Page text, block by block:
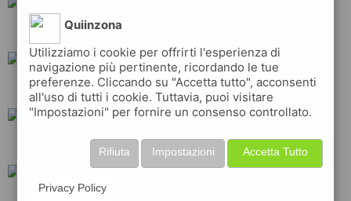
esso
q8 api eni
total
Quiinzona
Utilizziamo i cookie per offrirti l'esperienza di
navigazione più pertinente, ricordando le tue
preferenze. Cliccando su "Accetta tutto", acconsenti
all'uso di tutti i cookie. Tuttavia, puoi visitare
"Impostazioni" per fornire un consenso controllato.
Accetta Tutto
Impostazioni
Rifiuta
Privacy Policy